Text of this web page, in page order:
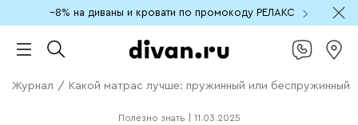
−8% на диваны и кровати по промокоду РЕЛАКС
Журнал / Какой матрас лучше: пружинный или беспружинный
Полезно знать 11.03.2025